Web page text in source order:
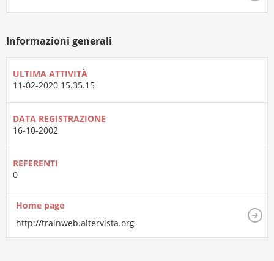
Informazioni generali
ULTIMA ATTIVITÀ
11-02-2020 15.35.15
DATA REGISTRAZIONE
16-10-2002
REFERENTI
0
Home page
http://trainweb.altervista.org